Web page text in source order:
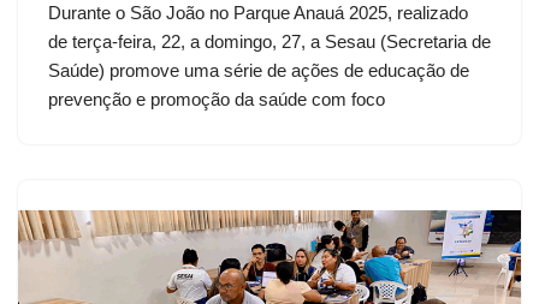
Durante o São João no Parque Anauá 2025, realizado
de terça-feira, 22, a domingo, 27, a Sesau (Secretaria de
Saúde) promove uma série de ações de educação de
prevenção e promoção da saúde com foco